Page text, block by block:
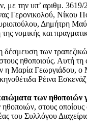
με την υπ’ αριθμ.
Γερονικολού,
Δημήτρη
νομικής και
των
ηθοποιούς. Αυτή
η Μαρία Γεωργιάδου,
Ρέινα
των ηθοποιών
στους
του Συλλόγου